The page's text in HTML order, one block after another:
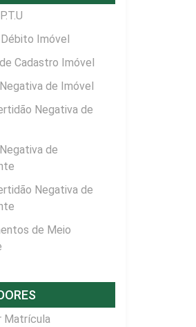
Imóvel
Cadastro Imóvel
de Imóvel
Negativa de
de
Negativa de
de Meio
Matrícula